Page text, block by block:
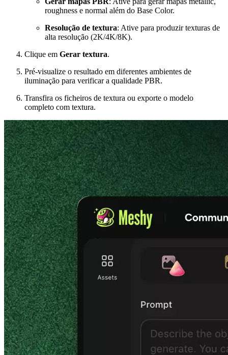
roughness e normal além do Base Color.
Resolução de textura: Ative para produzir texturas de
alta resolução (2K/4K/8K).
Clique em Gerar textura.
Pré-visualize o resultado em diferentes ambientes de
iluminação para verificar a qualidade PBR.
Transfira os ficheiros de textura ou exporte o modelo
completo com textura.